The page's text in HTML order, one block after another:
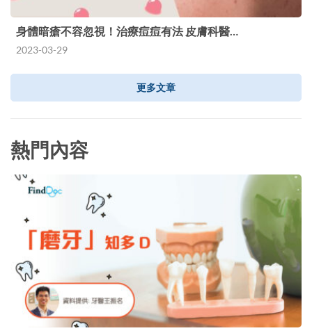
身體暗瘡不容忽視！治療痘痘有法 皮膚科醫…
2023-03-29
更多文章
熱門內容